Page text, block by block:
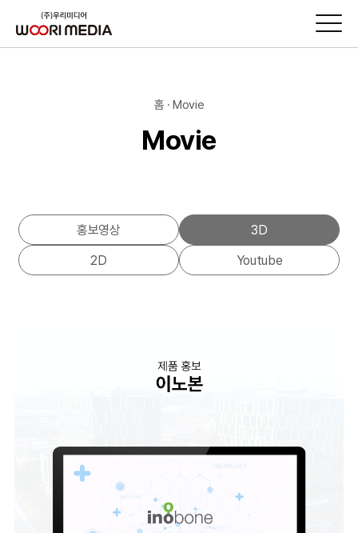
홈 · Movie
Movie
홍보영상
3D
2D
Youtube